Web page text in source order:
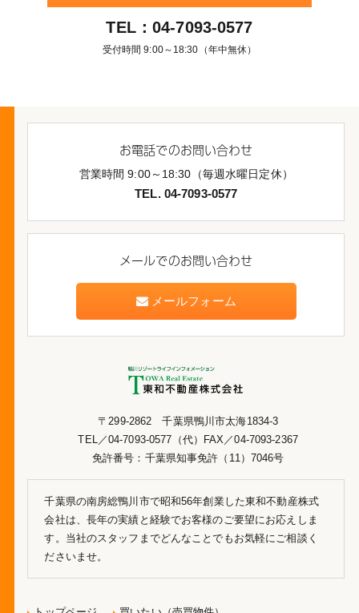
TEL： 04-7093-0577
受付時間 9:00～18:30（年中無休）
お電話でのお問い合わせ
営業時間 9:00～18:30（毎週水曜日定休）
TEL. 04-7093-0577
メールでのお問い合わせ
メールフォーム
〒299-2862 千葉県鴨川市太海1834-3
TEL／04-7093-0577（代）FAX／04-7093-2367
免許番号：千葉県知事免許（11）7046号
千葉県の南房総鴨川市で昭和56年創業した東和不動産株式
会社は、長年の実績と経験でお客様のご要望にお応えしま
す。当社のスタッフまでどんなことでもお気軽にご相談く
ださいませ。